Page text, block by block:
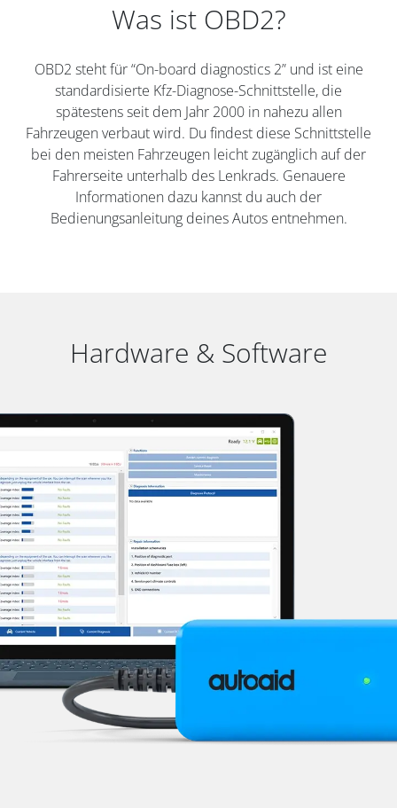
Was ist OBD2?
OBD2 steht für “On-board diagnostics 2” und ist eine
standardisierte Kfz-Diagnose-Schnittstelle, die
spätestens seit dem Jahr 2000 in nahezu allen
Fahrzeugen verbaut wird. Du findest diese Schnittstelle
bei den meisten Fahrzeugen leicht zugänglich auf der
Fahrerseite unterhalb des Lenkrads. Genauere
Informationen dazu kannst du auch der
Bedienungsanleitung deines Autos entnehmen.
Hardware & Software